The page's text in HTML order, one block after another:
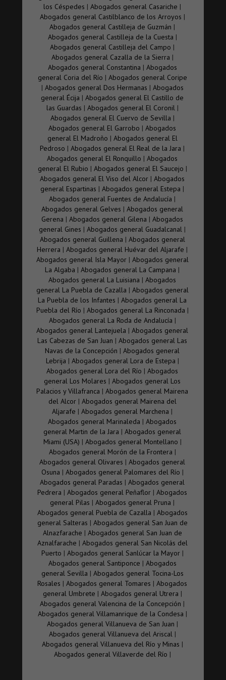
los Céspedes |Abogados general Casariche |
Abogados general Castilblanco de los Arroyos |
Abogados general Castilleja de Guzmán |
Abogados general Castilleja de la Cuesta |
Abogados general Castilleja del Campo |
Abogados general Cazalla de la Sierra |
Abogados general Constantina | Abogados
general Coria del Río | Abogados general Coripe
| Abogados general Dos Hermanas | Abogados
general Écija |Abogados general El Castillo de
las Guardas | Abogados general El Coronil |
Abogados general El Cuervo de Sevilla |
Abogados general El Garrobo |Abogados
general El Madroño | Abogados general El
Pedroso |Abogados general El Real de la Jara |
Abogados general El Ronquillo |Abogados
general El Rubio | Abogados general El Saucejo |
Abogados general El Viso del Alcor |Abogados
general Espartinas |Abogados general Estepa |
Abogados general Fuentes de Andalucía |
Abogados general Gelves |Abogados general
Gerena |Abogados general Gilena |Abogados
general Gines |Abogados general Guadalcanal |
Abogados general Guillena | Abogados general
Herrera |Abogados general Huévar del Aljarafe |
Abogados general Isla Mayor | Abogados general
La Algaba |Abogados general La Campana |
Abogados general La Luisiana |Abogados
general La Puebla de Cazalla | Abogados general
La Puebla de los Infantes |Abogados general La
Puebla del Río | Abogados general La Rinconada |
Abogados general La Roda de Andalucía |
Abogados general Lantejuela |Abogados general
Las Cabezas de San Juan |Abogados general Las
Navas de la Concepción |Abogados general
Lebrija | Abogados general Lora de Estepa |
Abogados general Lora del Río |Abogados
general Los Molares |Abogados general Los
Palacios y Villafranca |Abogados general Mairena
del Alcor | Abogados general Mairena del
Aljarafe |Abogados general Marchena |
Abogados general Marinaleda |Abogados
general Martin de la Jara |Abogados general
Miami (USA) | Abogados general Montellano |
Abogados general Morón de la Frontera |
Abogados general Olivares |Abogados general
Osuna | Abogados general Palomares del Río |
Abogados general Paradas |Abogados general
Pedrera |Abogados general Peñaflor |Abogados
general Pilas |Abogados general Pruna |
Abogados general Puebla de Cazalla | Abogados
general Salteras | Abogados general San Juan de
Alnazfarache | Abogados general San Juan de
Aznalfarache | Abogados general San Nicolás del
Puerto | Abogados general Sanlúcar la Mayor |
Abogados general Santiponce | Abogados
general Sevilla | Abogados general Tocina-Los
Rosales |Abogados general Tomares |Abogados
general Umbrete | Abogados general Utrera |
Abogados general Valencina de la Concepción |
Abogados general Villamanrique de la Condesa |
Abogados general Villanueva de San Juan |
Abogados general Villanueva del Ariscal |
Abogados general Villanueva del Río y Minas |
Abogados general Villaverde del Río |